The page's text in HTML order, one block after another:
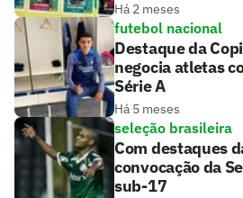
Há 2 meses
futebol nacional
Destaque da
negocia atletas
Série A
Há 5 meses
seleção brasileira
Com destaques
convocação da
sub-17